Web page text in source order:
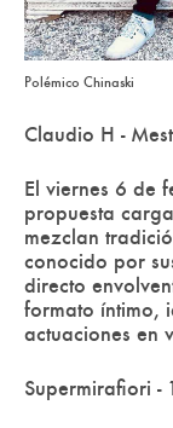
Polémico Chinaski
Claudio H -
El viernes 6 de
propuesta
mezclan
conocido por
directo
formato íntimo,
actuaciones en
Supermirafiori